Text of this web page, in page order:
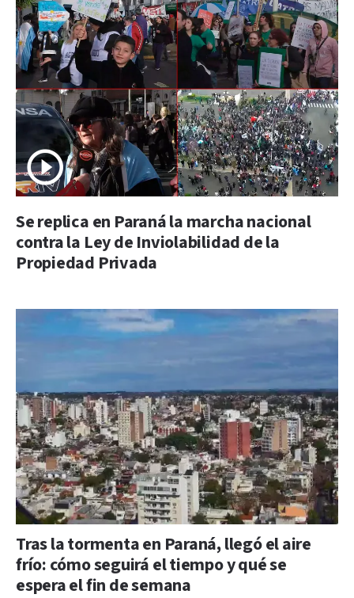
Se replica en Paraná la marcha nacional
contra la Ley de Inviolabilidad de la
Propiedad Privada
Tras la tormenta en Paraná, llegó el aire
frío: cómo seguirá el tiempo y qué se
espera el fin de semana